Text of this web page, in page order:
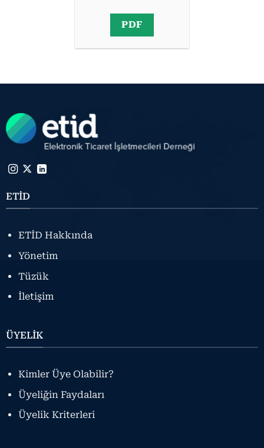
PDF
ETİD
ETİD Hakkında
Yönetim
Tüzük
İletişim
ÜYELİK
Kimler Üye Olabilir?
Üyeliğin Faydaları
Üyelik Kriterleri